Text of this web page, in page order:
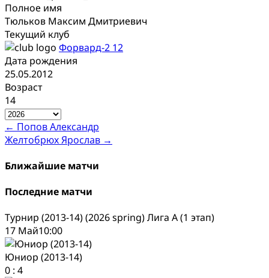
Полное имя
Тюльков Максим Дмитриевич
Текущий клуб
Форвард-2 12
Дата рождения
25.05.2012
Возраст
14
Post
navigation
← Попов Александр
Желтобрюх Ярослав →
Ближайшие матчи
Последние матчи
Турнир (2013-14) (2026 spring) Лига А (1 этап)
17 Май10:00
Юниор (2013-14)
0 : 4